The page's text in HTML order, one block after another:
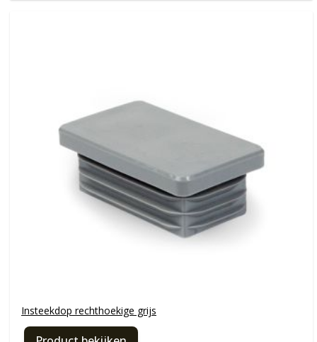
Insteekdop rechthoekige grijs